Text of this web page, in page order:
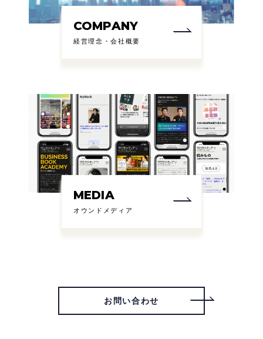
COMPANY
経営理念・会社概要
MEDIA
オウンドメディア
お問い合わせ